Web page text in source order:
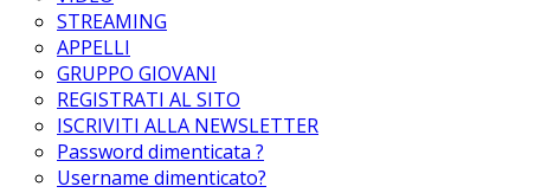
STREAMING
APPELLI
GRUPPO GIOVANI
REGISTRATI AL SITO
ISCRIVITI ALLA NEWSLETTER
Password dimenticata ?
Username dimenticato?